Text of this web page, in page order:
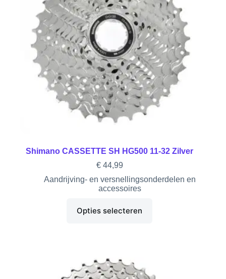
Shimano CASSETTE SH HG500 11-32 Zilver
€44,99
Aandrijving- en versnellingsonderdelen en
accessoires
Opties selecteren